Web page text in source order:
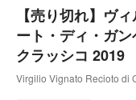
【売り切れ】ヴ
ート・ディ・ガ
クラッシコ 2019
Virgilio Vignato Recioto di